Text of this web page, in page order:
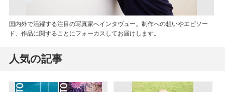
国内外で活躍する注目の写真家へインタヴュー。制作への想いやエピソー
ド、作品に関することにフォーカスしてお届けします。
人気の記事